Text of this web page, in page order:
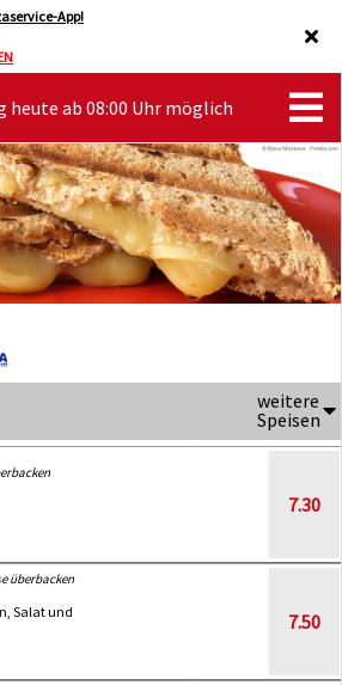
App!
heute ab 08:00 Uhr möglich
weitere
Speisen
7.30
überbacken
Salat und
7.50